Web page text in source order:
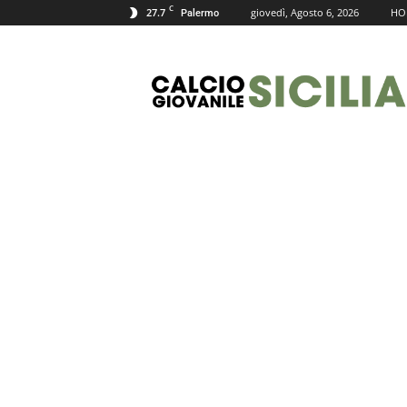
27.7 C Palermo giovedì, Agosto 6, 2026
Giovanile
Sicilia